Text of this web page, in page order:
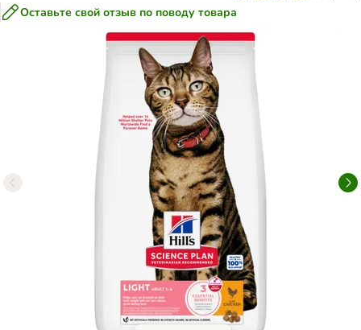
Оставьте свой отзыв по поводу товара